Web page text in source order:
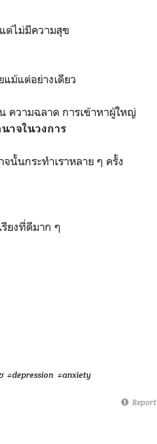
ต่ไม่มีความสุข
ม้แต่อย่างเดียว
ความฉลาด การเข้าหาผู้ใหญ่
าจในวงการ
นั้นกระทำเราหลาย ๆ ครั้ง
ยงที่ดีมาก ๆ
#depression #anxiety
Report